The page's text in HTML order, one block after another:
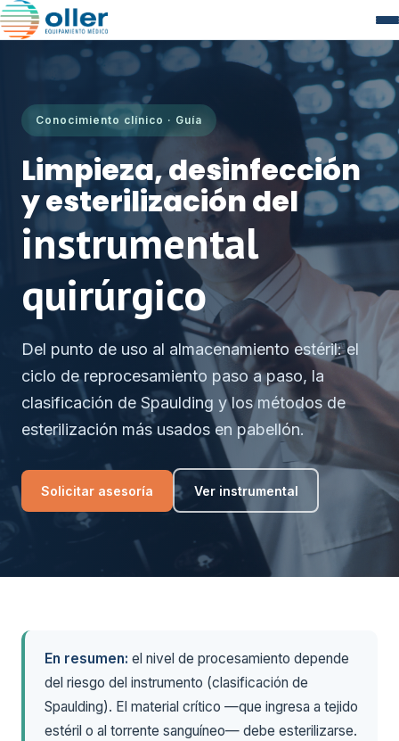
Conocimiento clínico · Guía
Limpieza, desinfección
y esterilización del
instrumental
quirúrgico
Del punto de uso al almacenamiento estéril: el
ciclo de reprocesamiento paso a paso, la
clasificación de Spaulding y los métodos de
esterilización más usados en pabellón.
Solicitar asesoría Ver instrumental
En resumen: el nivel de procesamiento depende
del riesgo del instrumento (clasificación de
Spaulding). El material crítico —que ingresa a tejido
estéril o al torrente sanguíneo— debe esterilizarse.